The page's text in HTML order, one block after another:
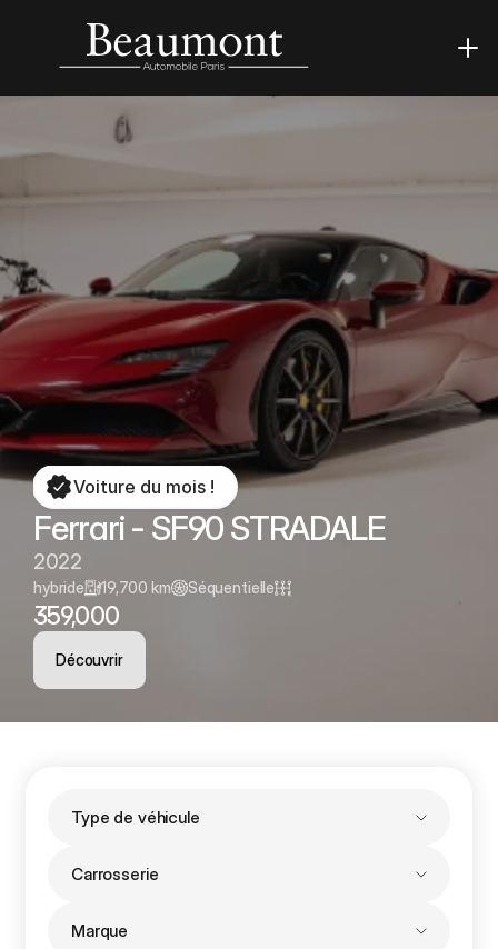
Voiture du mois !
Ferrari - SF90 STRADALE
2022
hybride 19,700 km Séquentielle
359,000
Découvrir
Type de véhicule
Carrosserie
Marque